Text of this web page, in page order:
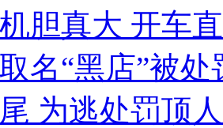
老人 痛下狠手拳打脚踢
医生回应
政治霸凌主义
胆真大 开车
名“黑店”被处
为逃处罚顶